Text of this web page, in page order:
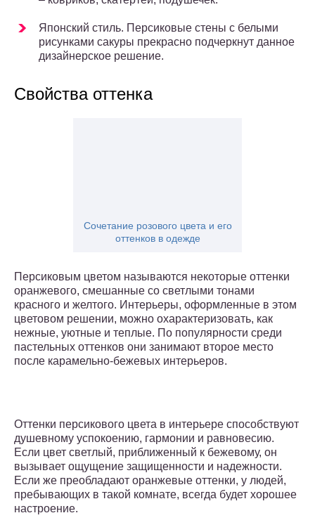
Японский стиль. Персиковые стены с белыми
рисунками сакуры прекрасно подчеркнут данное
дизайнерское решение.
Свойства оттенка
Сочетание розового цвета и его
оттенков в одежде
Персиковым цветом называются некоторые оттенки
оранжевого, смешанные со светлыми тонами
красного и желтого. Интерьеры, оформленные в этом
цветовом решении, можно охарактеризовать, как
нежные, уютные и теплые. По популярности среди
пастельных оттенков они занимают второе место
после карамельно-бежевых интерьеров.
Оттенки персикового цвета в интерьере способствуют
душевному успокоению, гармонии и равновесию.
Если цвет светлый, приближенный к бежевому, он
вызывает ощущение защищенности и надежности.
Если же преобладают оранжевые оттенки, у людей,
пребывающих в такой комнате, всегда будет хорошее
настроение.